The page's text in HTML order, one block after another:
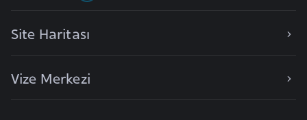
Site Haritası
Vize Merkezi
g
i